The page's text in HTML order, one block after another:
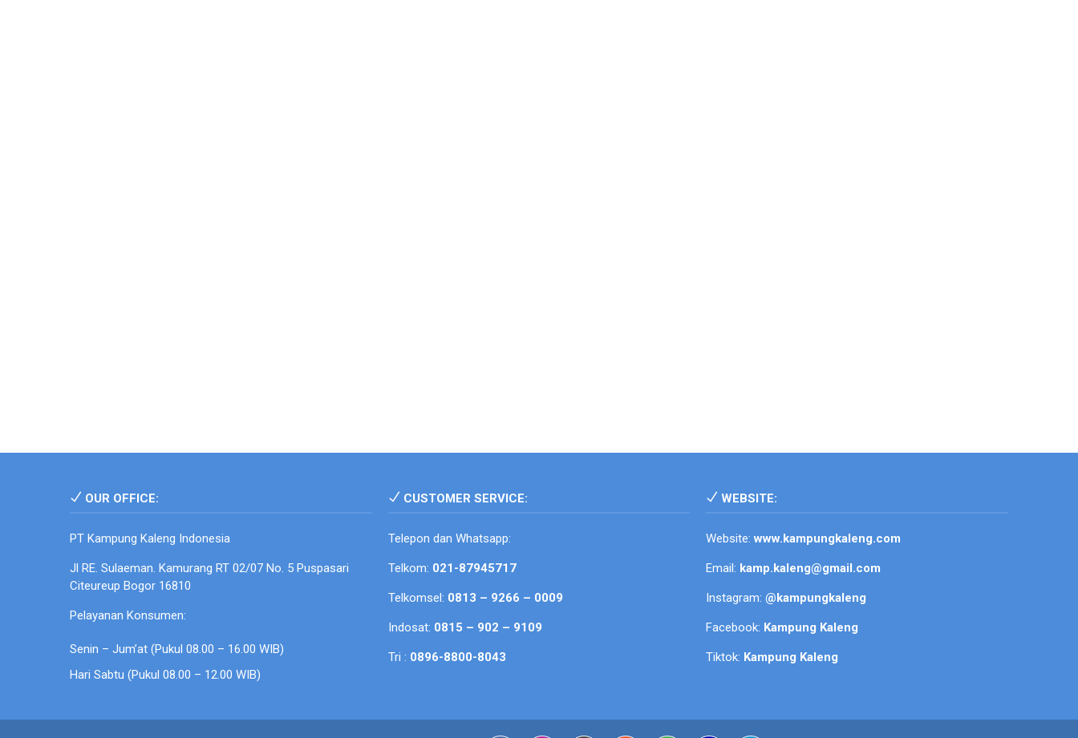
OUR OFFICE:
PT Kampung Kaleng Indonesia
Jl RE. Sulaeman. Kamurang RT 02/07 No. 5 Puspasari
Citeureup Bogor 16810
Pelayanan Konsumen:
Senin – Jum’at (Pukul 08.00 – 16.00 WIB)
Hari Sabtu (Pukul 08.00 – 12.00 WIB)
CUSTOMER SERVICE:
Telepon dan Whatsapp:
Telkom: 021-87945717
Telkomsel: 0813 – 9266 – 0009
Indosat: 0815 – 902 – 9109
Tri : 0896-8800-8043
WEBSITE:
Website:www.kampungkaleng.com
Email: kamp.kaleng@gmail.com
Instagram:@kampungkaleng
Facebook: Kampung Kaleng
Tiktok: Kampung Kaleng